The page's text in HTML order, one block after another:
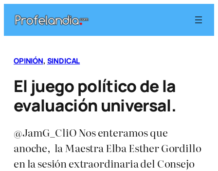
contenido
OPINIÓN, SINDICAL
El juego político de la
evaluación universal.
@JamG_CliO Nos enteramos que
anoche, la Maestra Elba Esther Gordillo
en la sesión extraordinaria del Consejo